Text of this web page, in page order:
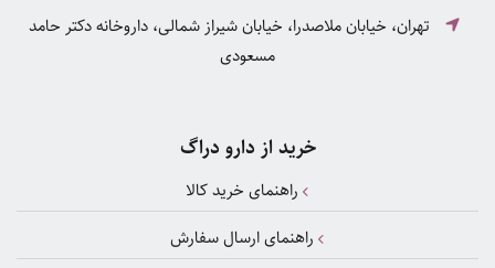
تهران، خیابان ملاصدرا، خیابان شیراز شمالی، داروخانه دکتر حامد
مسعودی
خرید از دارو دراگ
راهنمای خرید کالا
راهنمای ارسال سفارش